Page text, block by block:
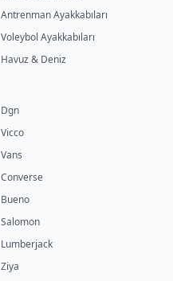
Antrenman Ayakkabıları
Voleybol Ayakkabıları
Havuz & Deniz
Dgn
Vicco
Vans
Converse
Bueno
Salomon
Lumberjack
Ziya